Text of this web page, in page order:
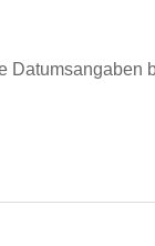
Datumsangaben